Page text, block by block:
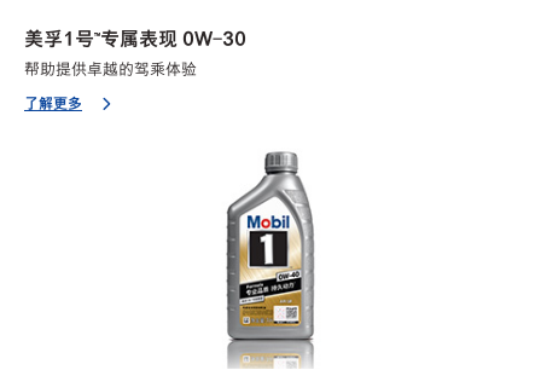
美孚1号™专属表现 0W-30
帮助提供卓越的驾乘体验
了解更多